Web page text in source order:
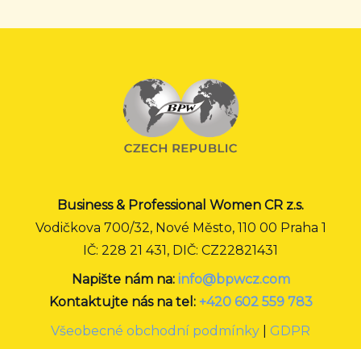
Business & Professional Women CR z.s.
Vodičkova 700/32, Nové Město, 110 00 Praha 1
IČ: 228 21 431, DIČ: CZ22821431
Napište nám na: info@bpwcz.com
Kontaktujte nás na tel: +420 602 559 783
Všeobecné obchodní podmínky
GDPR